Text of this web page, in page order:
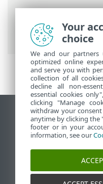
ESET онлайн
Security Premium
Тегін ESET
Жұмыс
End of Life
ESET білім қоры
ESET форумы
ESET Status Portal
Аймақтық қолдау
Your
choice
We and our
optimized online
and serve you with
collection of all
decline all non-
essential cookies
clicking "Manage
withdraw your
anytime by clicking the
footer or in your
information, see our